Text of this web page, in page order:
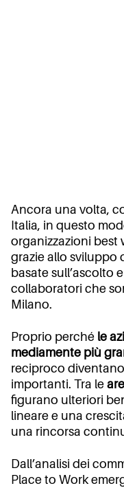
Ancora una volta,
Italia, in questo
organizzazioni best
grazie allo sviluppo
basate sull’ascolto
collaboratori che
Milano.
Proprio perché le
mediamente più
reciproco
importanti. Tra le
figurano ulteriori
lineare e una
una rincorsa
Dall’analisi dei
Place to Work